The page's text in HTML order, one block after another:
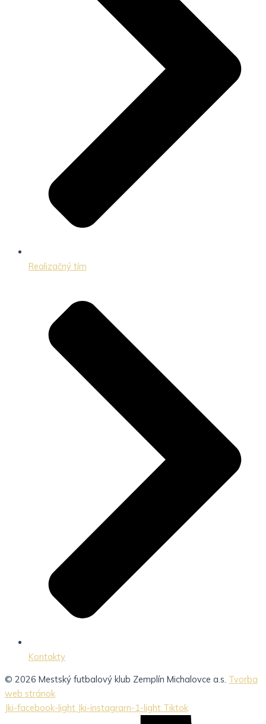
Realizačný tím
Kontakty
© 2026 Mestský futbalový klub Zemplín Michalovce a.s. Tvorba
web stránok
Jki-facebook-light Jki-instagram-1-light Tiktok